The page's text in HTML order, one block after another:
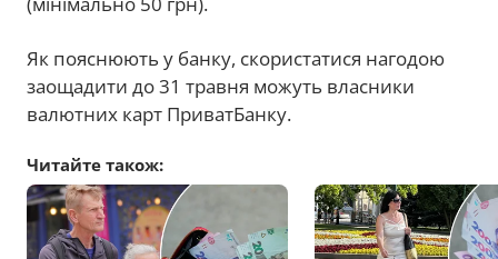
Як пояснюють у банку, скористатися нагодою
заощадити до 31 травня можуть власники
валютних карт ПриватБанку.
Читайте також: